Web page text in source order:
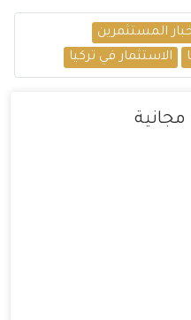
المستثمرين
الاستثمار في تركيا